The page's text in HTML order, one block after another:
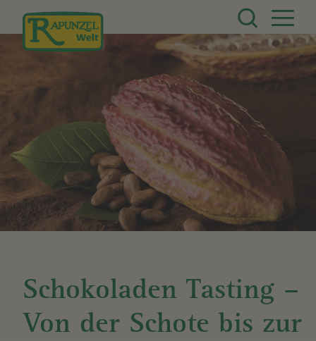
Direkt zum Inhalt
Schokoladen Tasting –
Von der Schote bis zur